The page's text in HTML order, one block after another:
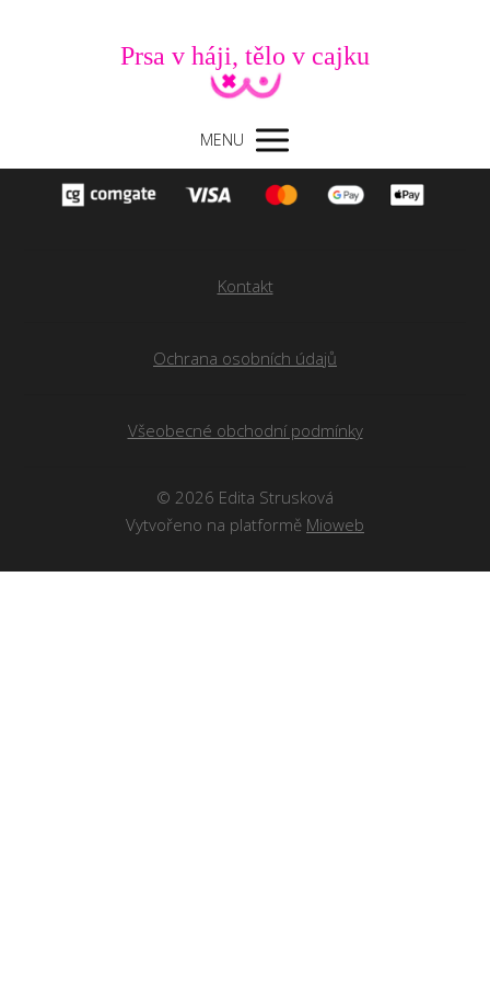
Prsa v háji, tělo v cajku
MENU
Kontakt
Ochrana osobních údajů
Všeobecné obchodní podmínky
© 2026 Edita Strusková
Vytvořeno na platformě Mioweb